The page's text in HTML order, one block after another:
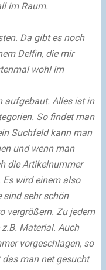
im Raum.
Da gibt es noch
Delfin, die mir
wohl im
aufgebaut. Alles ist in
So findet man
Suchfeld kann man
und wenn man
die Artikelnummer
wird einem also
sind sehr schön
vergrößern. Zu jedem
Material. Auch
vorgeschlagen, so
man net gesucht